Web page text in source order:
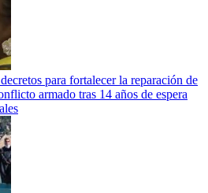
para fortalecer la reparación de
armado tras 14 años de espera